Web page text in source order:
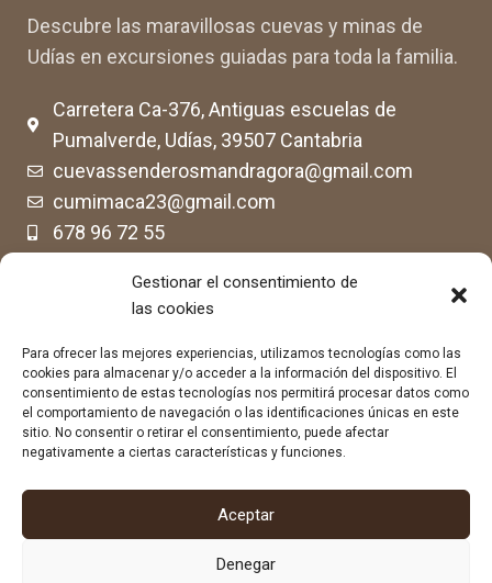
Gestionar el consentimiento de
las cookies
Para ofrecer las mejores experiencias, utilizamos tecnologías como las
cookies para almacenar y/o acceder a la información del dispositivo. El
consentimiento de estas tecnologías nos permitirá procesar datos como
el comportamiento de navegación o las identificaciones únicas en este
sitio. No consentir o retirar el consentimiento, puede afectar
negativamente a ciertas características y funciones.
Aceptar
Denegar
Descubre las maravillosas cuevas y minas de
Udías en excursiones guiadas para toda la familia.
Carretera Ca-376, Antiguas escuelas de
Pumalverde, Udías, 39507 Cantabria
cuevassenderosmandragora@gmail.com
cumimaca23@gmail.com
678 96 72 55